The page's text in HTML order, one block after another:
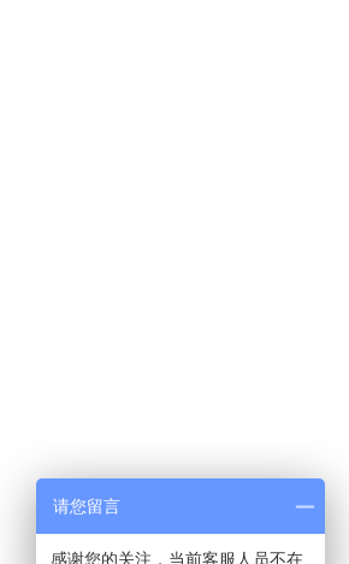
请您留言
感谢您的关注，当前客服人员不在